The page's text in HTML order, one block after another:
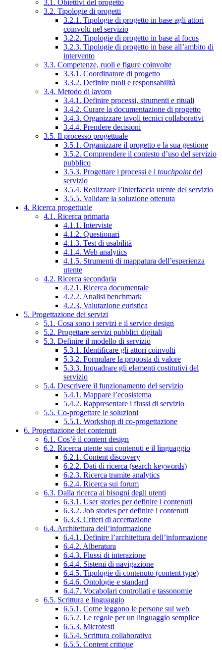
3.1. Obiettivi del progetto
3.2. Tipologie di progetti
3.2.1. Tipologie di progetto in base agli attori
coinvolti nel servizio
3.2.2. Tipologie di progetto in base al focus
3.2.3. Tipologie di progetto in base all’ambito di
intervento
3.3. Competenze, ruoli e figure coinvolte
3.3.1. Coordinatore di progetto
3.3.2. Definire ruoli e responsabilità
3.4. Metodo di lavoro
3.4.1. Definire processi, strumenti e rituali
3.4.2. Curare la documentazione di progetto
3.4.3. Organizzare tavoli tecnici collaborativi
3.4.4. Prendere decisioni
3.5. Il processo progettuale
3.5.1. Organizzare il progetto e la sua gestione
3.5.2. Comprendere il contesto d’uso del servizio
pubblico
3.5.3. Progettare i processi e i touchpointdel
servizio
3.5.4. Realizzare l’interfaccia utente del servizio
3.5.5. Validare la soluzione ottenuta
4. Ricerca progettuale
4.1. Ricerca primaria
4.1.1. Interviste
4.1.2. Questionari
4.1.3. Test di usabilità
4.1.4. Web analytics
4.1.5. Strumenti di mappatura dell’esperienza
utente
4.2. Ricerca secondaria
4.2.1. Ricerca documentale
4.2.2. Analisi benchmark
4.2.3. Valutazione euristica
5. Progettazione dei servizi
5.1. Cosa sono i servizi e il service design
5.2. Progettare servizi pubblici digitali
5.3. Definire il modello di servizio
5.3.1. Identificare gli attori coinvolti
5.3.2. Formulare la proposta di valore
5.3.3. Inquadrare gli elementi costitutivi del
servizio
5.4. Descrivere il funzionamento del servizio
5.4.1. Mappare l’ecosistema
5.4.2. Rappresentare i flussi di servizio
5.5. Co-progettare le soluzioni
5.5.1. Workshop di co-progettazione
6. Progettazione dei contenuti
6.1. Cos’è il content design
6.2. Ricerca utente sui contenuti e il linguaggio
6.2.1. Content discovery
6.2.2. Dati di ricerca (search keywords)
6.2.3. Ricerca tramite analytics
6.2.4. Ricerca sui forum
6.3. Dalla ricerca ai bisogni degli utenti
6.3.1. User stories per definire i contenuti
6.3.2. Job stories per definire i contenuti
6.3.3. Criteri di accettazione
6.4. Architettura dell’informazione
6.4.1. Definire l’architettura dell’informazione
6.4.2. Alberatura
6.4.3. Flussi di interazione
6.4.4. Sistemi di navigazione
6.4.5. Tipologie di contenuto (content type)
6.4.6. Ontologie e standard
6.4.7. Vocabolari controllati e tassonomie
6.5. Scrittura e linguaggio
6.5.1. Come leggono le persone sul web
6.5.2. Le regole per un linguaggio semplice
6.5.3. Microtesti
6.5.4. Scrittura collaborativa
6.5.5. Content critique